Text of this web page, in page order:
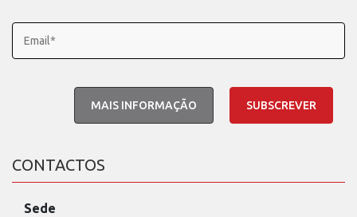
MAIS INFORMAÇÃO
CONTACTOS
Sede